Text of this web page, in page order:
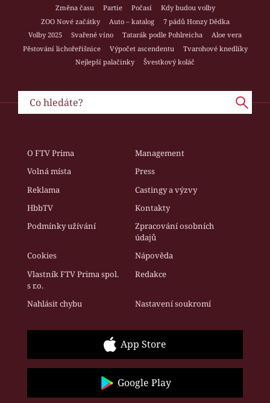
Změna času
Partie Počasí
Kdy budou volby
ZOO Nové začátky
Auto – katalog
7 pádů Honzy Dědka
Volby 2025
Svařené víno Tatarák podle Pohlreicha
Aloe vera
Pěstování lichořeřišnice
Výpočet ascendentu
Tvarohové knedlíky
Nejlepší palačinky
Švestkový koláč
O FTV Prima
Management
Volná místa
Press
Reklama
Castingy a výzvy
HbbTV
Kontakty
Podmínky užívání
Zpracování osobních
údajů
Cookies
Nápověda
Vlastník FTV Prima spol.
s r.o.
Redakce
Nahlásit chybu Nastavení soukromí
App Store
Google Play